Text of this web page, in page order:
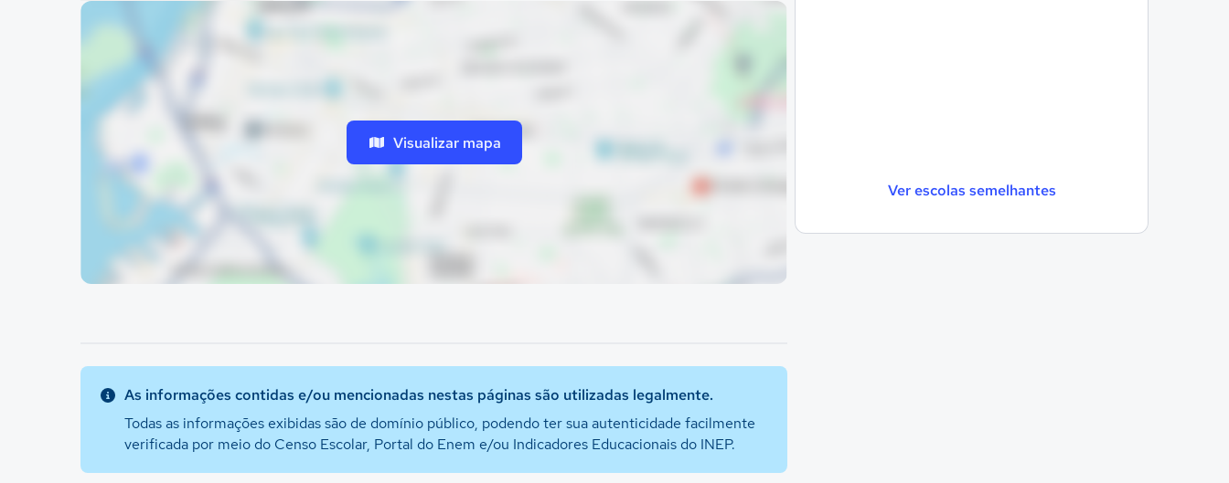
Ver escolas semelhantes
Visualizar mapa
As informações contidas e/ou mencionadas nestas páginas são utilizadas legalmente.
Todas as informações exibidas são de domínio público, podendo ter sua autenticidade facilmente
verificada por meio do Censo Escolar, Portal do Enem e/ou Indicadores Educacionais do INEP.